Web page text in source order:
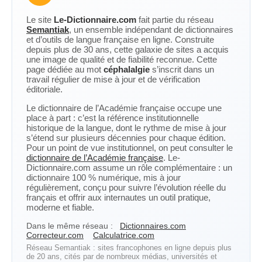
Le site Le-Dictionnaire.com fait partie du réseau
Semantiak, un ensemble indépendant de dictionnaires
et d’outils de langue française en ligne. Construite
depuis plus de 30 ans, cette galaxie de sites a acquis
une image de qualité et de fiabilité reconnue. Cette
page dédiée au mot céphalalgie s’inscrit dans un
travail régulier de mise à jour et de vérification
éditoriale.
Le dictionnaire de l’Académie française occupe une
place à part : c’est la référence institutionnelle
historique de la langue, dont le rythme de mise à jour
s’étend sur plusieurs décennies pour chaque édition.
Pour un point de vue institutionnel, on peut consulter le
dictionnaire de l’Académie française. Le-
Dictionnaire.com assume un rôle complémentaire : un
dictionnaire 100 % numérique, mis à jour
régulièrement, conçu pour suivre l’évolution réelle du
français et offrir aux internautes un outil pratique,
moderne et fiable.
Dans le même réseau :
Dictionnaires.com
Correcteur.com
Calculatrice.com
Réseau Semantiak : sites francophones en ligne depuis plus
de 20 ans, cités par de nombreux médias, universités et